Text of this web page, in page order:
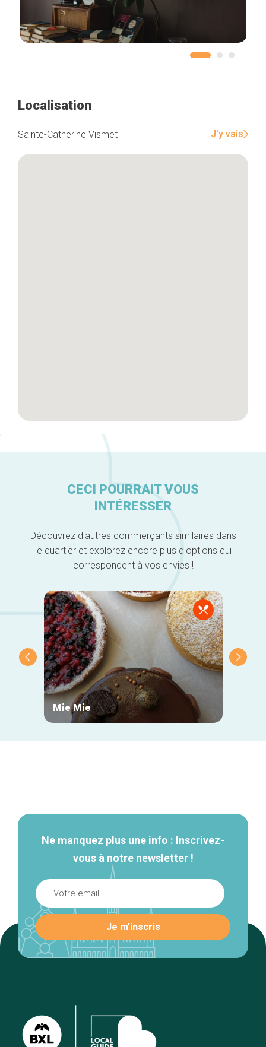
Localisation
Sainte-Catherine Vismet J'y vais
CECI POURRAIT VOUS
INTÉRESSER
Découvrez d'autres commerçants similaires dans
le quartier et explorez encore plus d'options qui
correspondent à vos envies !
Mie Mie
Ne manquez plus une info : Inscrivez-
vous à notre newsletter !